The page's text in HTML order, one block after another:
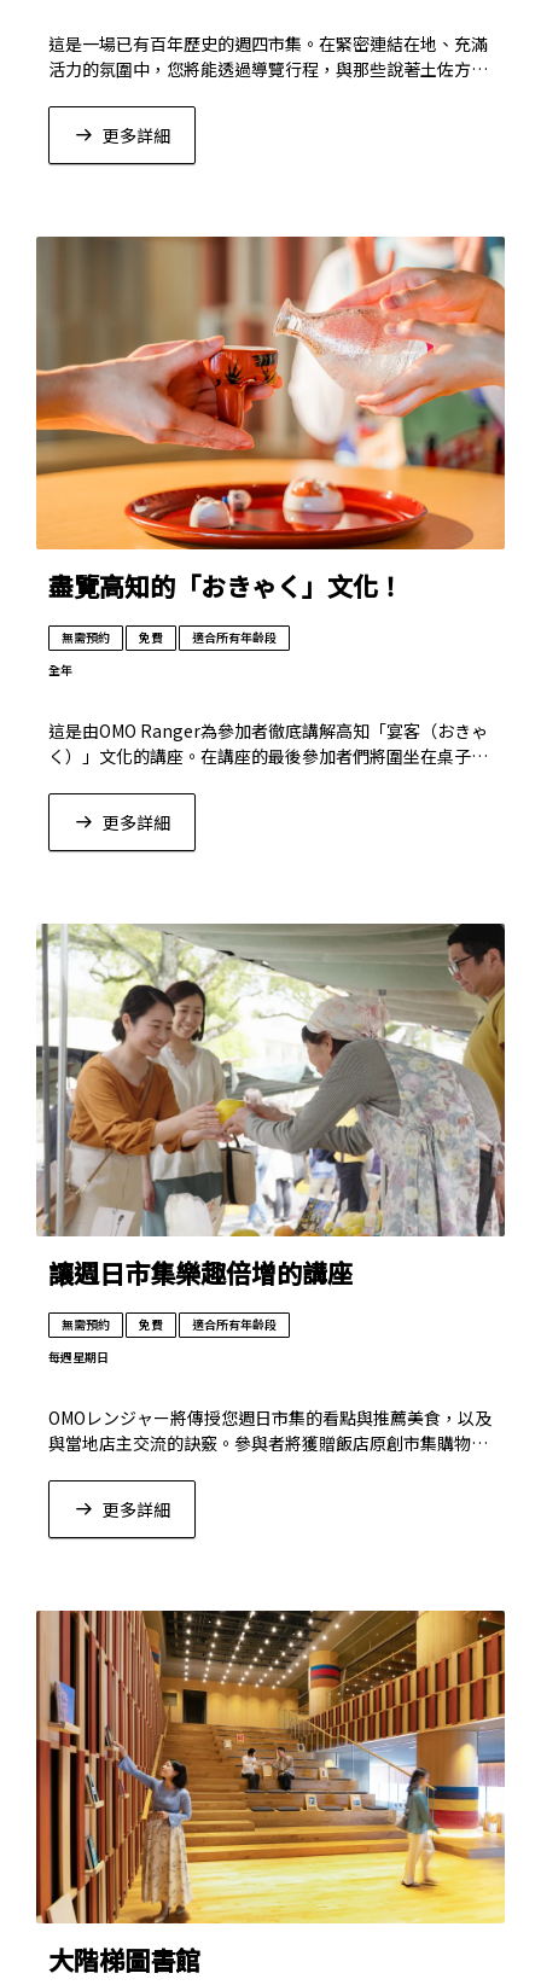
這是一場已有百年歷史的週四市集。在緊密連結在地、充滿
活力的氛圍中，您將能透過導覽行程，與那些說著土佐方
更多詳細
盡覽高知的「おきゃく」文化！
無需預約 免費
適合所有年齡段
全年
這是由OMO Ranger為參加者徹底講解高知「宴客（おきゃ
く）」文化的講座。在講座的最後參加者們將圍坐在桌子旁
更多詳細
讓週日市集樂趣倍增的講座
無需預約 免費
適合所有年齡段
每週星期日
OMOレンジャー將傳授您週日市集的看點與推薦美食，以及
與當地店主交流的訣竅。參與者將獲贈飯店原創市集購物
更多詳細
大階梯圖書館